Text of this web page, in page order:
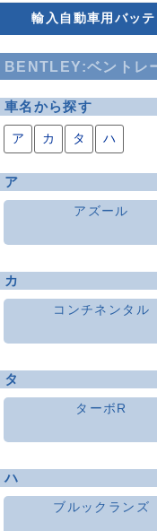
輸入自動車用バッ
BENTLEY:ベントレ
車名から探す
ア カ タ ハ
ア
アズール
カ
コンチネンタル
タ
ターボR
ハ
ブルックランズ